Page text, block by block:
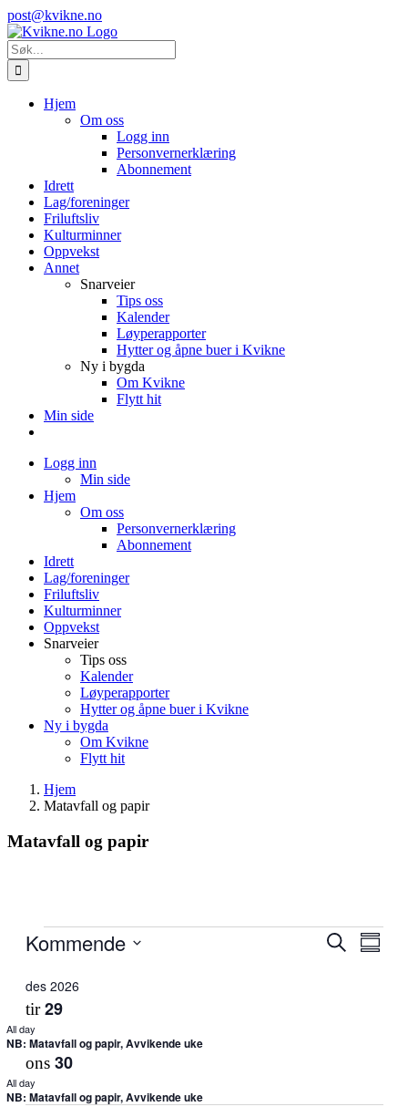
Skip
to
content
Instagram
E-
post
post@kvikne.no
Søk
etter:
Hjem
Om oss
Logg inn
Personvernerklæring
Abonnement
Idrett
Lag/foreninger
Friluftsliv
Kulturminner
Oppvekst
Annet
Snarveier
Tips oss
Kalender
Løyperapporter
Hytter og åpne buer i Kvikne
Ny i bygda
Om Kvikne
Flytt hit
Min side
Logg inn
Min side
Hjem
Om oss
Personvernerklæring
Abonnement
Idrett
Lag/foreninger
Friluftsliv
Kulturminner
Oppvekst
Snarveier
Tips oss
Kalender
Løyperapporter
Hytter og åpne buer i Kvikne
Ny i bygda
Om Kvikne
Flytt hit
Hjem
Matavfall og papir
Matavfall og papir
Arrangementer Søk
Kommende
date.
des 2026
tir29
All day
NB: Matavfall og papir, Avvikende uke
ons 30
All day
NB: Matavfall og papir, Avvikende uke